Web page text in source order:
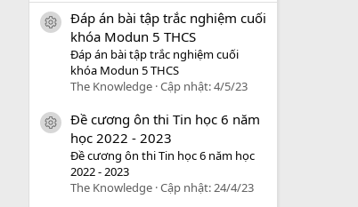
icon tài liệu
Đáp án bài tập trắc nghiệm cuối
khóa Modun 5 THCS
Đáp án bài tập trắc nghiệm cuối
khóa Modun 5 THCS
The Knowledge Cập nhật:4/5/23
icon tài liệu
Đề cương ôn thi Tin học 6 năm
học 2022 - 2023
Đề cương ôn thi Tin học 6 năm học
2022 - 2023
The Knowledge Cập nhật:24/4/23